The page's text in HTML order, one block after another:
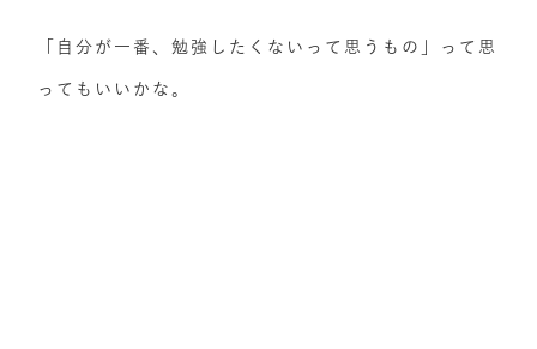
「自分が一番、勉強したくないって思うもの」って思
ってもいいかな。